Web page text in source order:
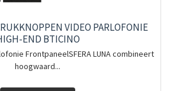
VIDEO PARLOFONIE
END BTICINO
FrontpaneelSFERA LUNA combineert
hoogwaard...